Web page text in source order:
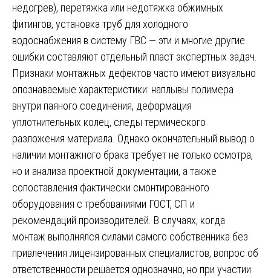
недогрев), перетяжка или недотяжка обжимных
фитингов, установка труб для холодного
водоснабжения в систему ГВС — эти и многие другие
ошибки составляют отдельный пласт экспертных задач.
Признаки монтажных дефектов часто имеют визуально
опознаваемые характеристики: наплывы полимера
внутри паяного соединения, деформация
уплотнительных колец, следы термического
разложения материала. Однако окончательный вывод о
наличии монтажного брака требует не только осмотра,
но и анализа проектной документации, а также
сопоставления фактически смонтированного
оборудования с требованиями ГОСТ, СП и
рекомендаций производителей. В случаях, когда
монтаж выполнялся силами самого собственника без
привлечения лицензированных специалистов, вопрос об
ответственности решается однозначно, но при участии